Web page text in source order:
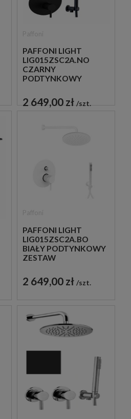
PAFFONI LIGHT
LIG015ZSC2A.NO
CZARNY
PODTYNKOWY
PRYSZNICOWY
2 649,00 zł szt.
PAFFONI LIGHT
LIG015ZSC2A.BO
BIAŁY PODTYNKOWY
ZESTAW
2 649,00 zł szt.